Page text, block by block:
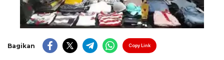
Bagikan Copy Link